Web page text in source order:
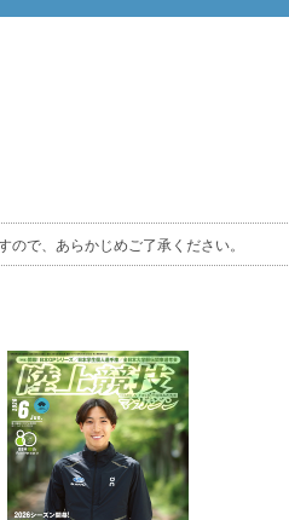
で、あらかじめご了承ください。